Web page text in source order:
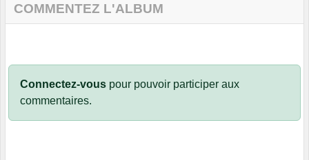
COMMENTEZ L'ALBUM
Connectez-vous pour pouvoir participer aux
commentaires.